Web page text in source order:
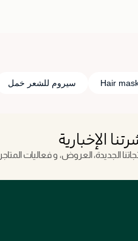
Hair سيروم للشعر خمل
الإخبارية
الجديدة، العروض، و فعاليات المتاجر.